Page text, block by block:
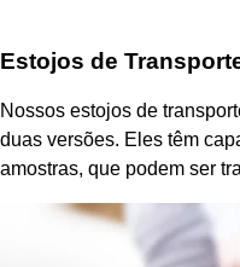
Estojos de
Nossos estojos de
duas versões. Eles têm
amostras, que podem ser